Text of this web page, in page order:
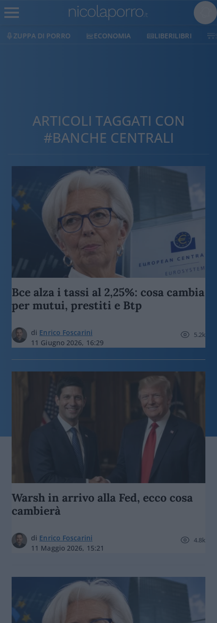
ECONOMIA LIBERILIBRI SHOP SOSTIENICI
ARTICOLI TAGGATI CON
#BANCHE CENTRALI
Bce alza i tassi al 2,25%: cosa cambia
per mutui, prestiti e Btp
di Enrico Foscarini
11 Giugno 2026, 16:29
5.2k
Warsh in arrivo alla Fed, ecco cosa
cambierà
di Enrico Foscarini
11 Maggio 2026, 15:21
4.8k